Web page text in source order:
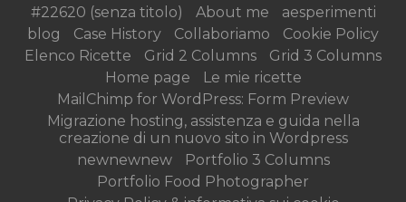
#22620 (senza titolo) About me
aesperimenti
blog
Case History Collaboriamo
Cookie Policy
Elenco Ricette
Grid 2 Columns
Grid 3 Columns
Home page
Le mie ricette
MailChimp for WordPress: Form Preview
Migrazione hosting, assistenza e guida nella
creazione di un nuovo sito in Wordpress
newnewnew
Portfolio 3 Columns
Portfolio Food Photographer